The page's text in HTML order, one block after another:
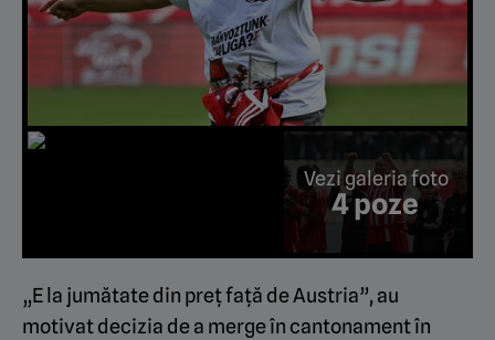
Vezi galeria foto
4 poze
„E la jumătate din preț față de Austria”, au
motivat decizia de a merge în cantonament în